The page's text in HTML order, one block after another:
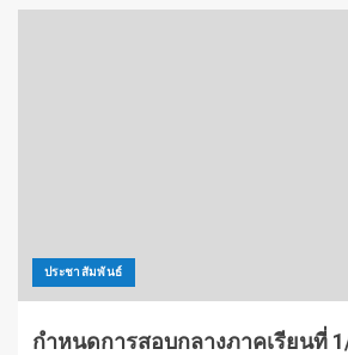
ประชาสัมพันธ์
กำหนดการสอบกลางภาคเรียนที่